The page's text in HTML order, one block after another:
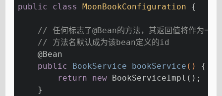
public
class MoonBookConfiguration {
// 任何标志了@Bean的方法，其返回值将作为一
// 方法名默认成为该bean定义的id
@Bean
public BookService bookService ()
{
return
new BookServiceImpl();
    }